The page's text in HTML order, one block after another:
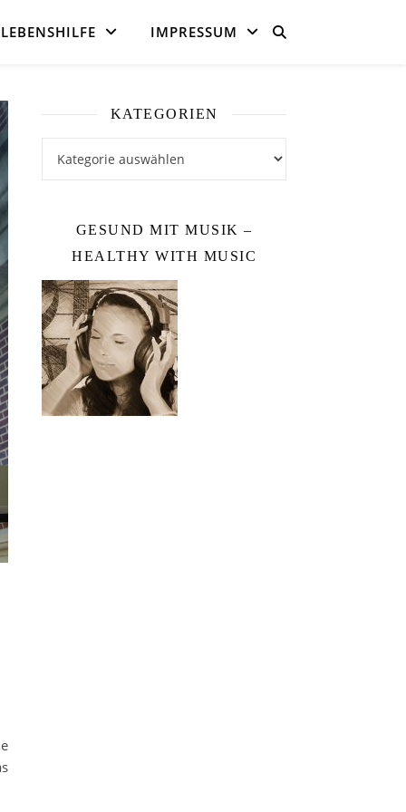
LEBENSHILFE IMPRESSUM
oder Osteologie?
KATEGORIEN
GESUND MIT MUSIK –
HEALTHY WITH MUSIC